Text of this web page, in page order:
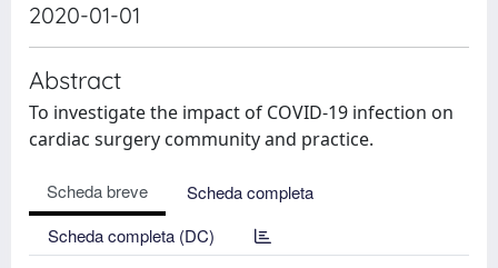
2020-01-01
Abstract
To investigate the impact of COVID-19 infection on
cardiac surgery community and practice.
Scheda breve
Scheda completa
Scheda completa (DC)